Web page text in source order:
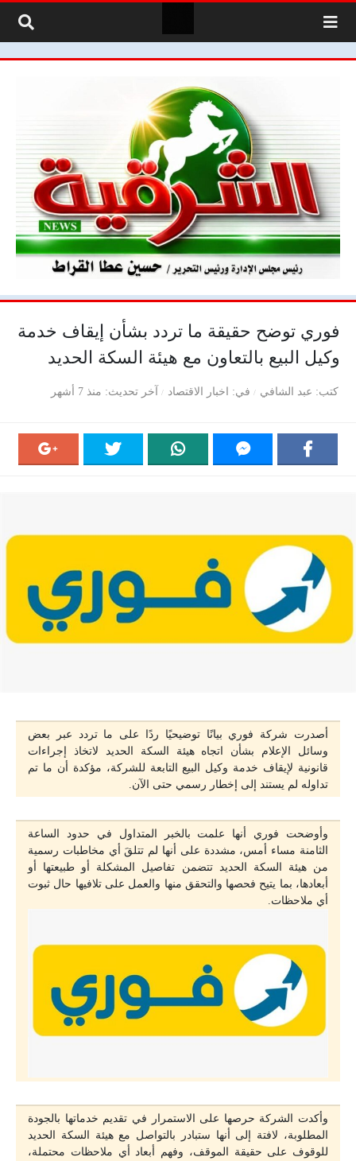
فوري توضح حقيقة ما تردد بشأن إيقاف خدمة
وكيل البيع بالتعاون مع هيئة السكة الحديد
كتب عبد الشافي في اخبار الاقتصاد آخر تحديث منذ 7 أشهر
أصدرت شركة فوري بيانًا توضيحيًا ردًا على ما تردد عبر بعض
وسائل الإعلام بشأن اتجاه هيئة السكة الحديد لاتخاذ إجراءات
قانونية لإيقاف خدمة وكيل البيع التابعة للشركة، مؤكدة أن ما تم
تداوله لم يستند إلى إخطار رسمي حتى الآن.
وأوضحت فوري أنها علمت بالخبر المتداول في حدود الساعة
الثامنة مساء أمس، مشددة على أنها لم تتلقَ أي مخاطبات رسمية
من هيئة السكة الحديد تتضمن تفاصيل المشكلة أو طبيعتها أو
أبعادها، بما يتيح فحصها والتحقق منها والعمل على تلافيها حال ثبوت
أي ملاحظات.
وأكدت الشركة حرصها على الاستمرار في تقديم خدماتها بالجودة
المطلوبة، لافتة إلى أنها ستبادر بالتواصل مع هيئة السكة الحديد
للوقوف على حقيقة الموقف، وفهم أبعاد أي ملاحظات محتملة،